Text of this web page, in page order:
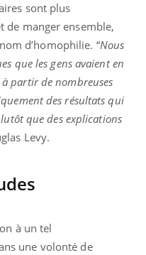
sont plus
de manger ensemble,
d’homophilie. “Nous
que les gens avaient en
partir de nombreuses
des résultats qui
que des explications
Levy.
à un tel
une volonté de